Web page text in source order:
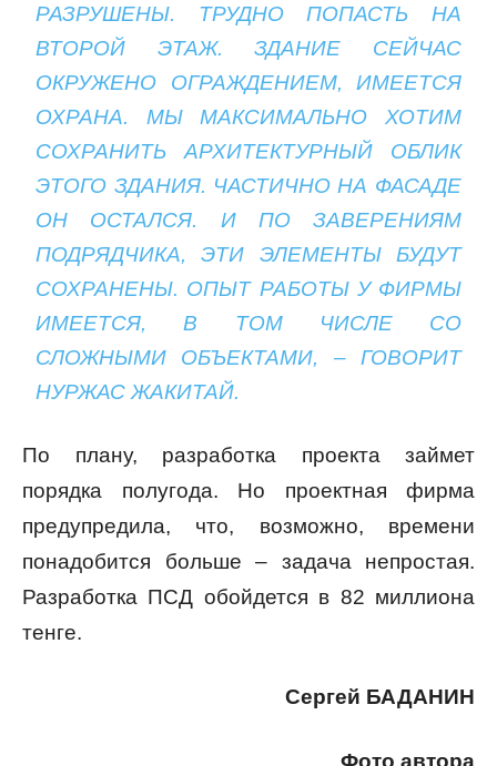
РАЗРУШЕНЫ. ТРУДНО ПОПАСТЬ НА
ВТОРОЙ ЭТАЖ. ЗДАНИЕ СЕЙЧАС
ОКРУЖЕНО ОГРАЖДЕНИЕМ, ИМЕЕТСЯ
ОХРАНА. МЫ МАКСИМАЛЬНО ХОТИМ
СОХРАНИТЬ АРХИТЕКТУРНЫЙ ОБЛИК
ЭТОГО ЗДАНИЯ. ЧАСТИЧНО НА ФАСАДЕ
ОН ОСТАЛСЯ. И ПО ЗАВЕРЕНИЯМ
ПОДРЯДЧИКА, ЭТИ ЭЛЕМЕНТЫ БУДУТ
СОХРАНЕНЫ. ОПЫТ РАБОТЫ У ФИРМЫ
ИМЕЕТСЯ, В ТОМ ЧИСЛЕ СО
СЛОЖНЫМИ ОБЪЕКТАМИ, – ГОВОРИТ
НУРЖАС ЖАКИТАЙ.
По плану, разработка проекта займет
порядка полугода. Но проектная фирма
предупредила, что, возможно, времени
понадобится больше – задача непростая.
Разработка ПСД обойдется в 82 миллиона
тенге.
Сергей БАДАНИН
Фото автора